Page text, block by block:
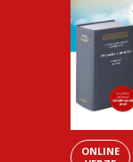
ONLINE